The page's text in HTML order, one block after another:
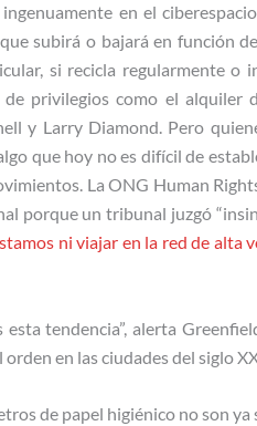
en el
subirá o bajará en función
si recicla regularmente o
privilegios como el alquiler
y Larry Diamond. Pero
que hoy no es difícil de
La ONG Human
porque un tribunal juzgó
ni viajar en la red de alta
tendencia”, alerta
en las ciudades del siglo
de papel higiénico no son ya